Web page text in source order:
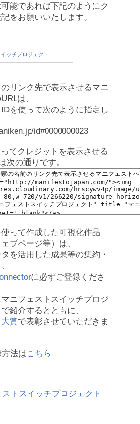
能であれば下記のようにク
をお願いいたします。
リンク先で表示させるマニ
は、
を使って次のように指定し
id#0000000023
てクレジットを表示させる
次の通りです。
って作成した可視化作品
ブページ等）は、
を活用した成果等の集約・
に必ずご登録くださ
ニフェストスイッチプロジ
紹介するとともに、
賞で表彰させていただきま
法はこちら